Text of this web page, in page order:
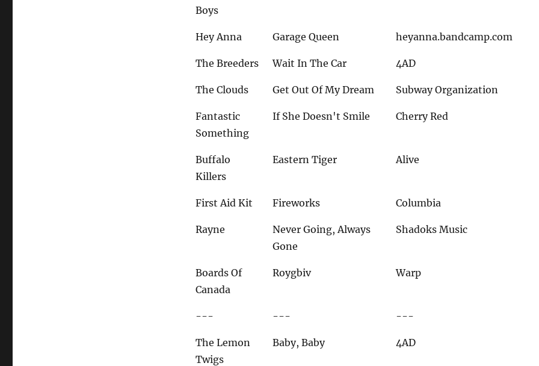
Boys
Hey Anna Garage Queen heyanna.bandcamp.com
The Breeders Wait In The Car 4AD
The Clouds Get Out Of My Dream Subway Organization
Fantastic
Something
If She Doesn't Smile Cherry Red
Buffalo
Killers
Eastern Tiger Alive
First Aid Kit Fireworks Columbia
Rayne
Never Going, Always
Gone
Shadoks Music
Boards Of
Canada
Roygbiv Warp
--- --- ---
The Lemon
Twigs
Baby, Baby 4AD